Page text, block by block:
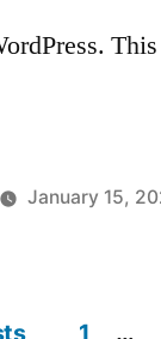
January 15,
1 …